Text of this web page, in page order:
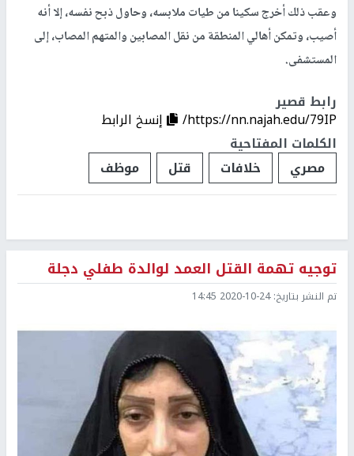
وعقب ذلك أخرج سكينا من طيات ملابسه، وحاول ذبح نفسه، إلا أنه
أصيب، وتمكن أهالي المنطقة من نقل المصابين والمتهم المصاب، إلى
المستشفى.
رابط قصير
https://nn.najah.edu/79IP/
إنسخ الرابط
الكلمات المفتاحية
مصري
خلافات قتل موظف
توجيه تهمة القتل العمد لوالدة طفلي دجلة
تم النشر بتاريخ:2020-10-24 14:45